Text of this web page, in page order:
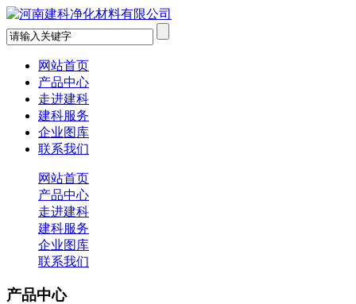
网站首页
产品中心
走进建科
建科服务
企业图库
联系我们
网站首页
产品中心
走进建科
建科服务
企业图库
联系我们
产品中心